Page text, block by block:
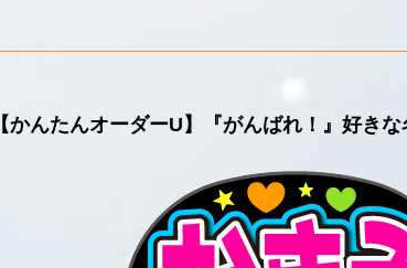
【かんたんオーダーU】『がんばれ！』好き